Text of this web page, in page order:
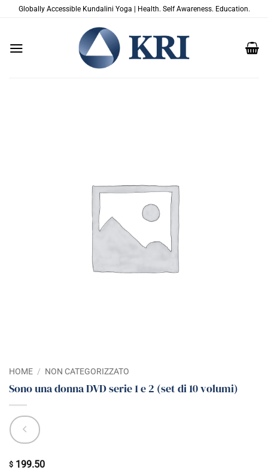
SaltaGlobally Accessible Kundalini Yoga | Health. Self Awareness. Education.
HOME / NON CATEGORIZZATO
Sono una donna DVD serie 1 e 2 (set di 10 volumi)
$ 199.50